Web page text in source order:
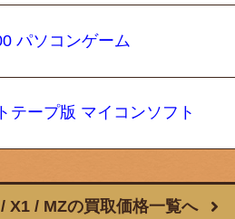
パソコンゲーム
テープ版 マイコンソフト
X1 / MZの買取価格一覧へ